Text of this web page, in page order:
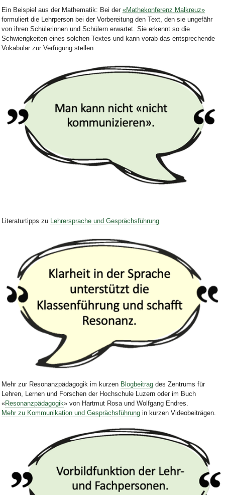
Ein Beispiel aus der Mathematik: Bei der «Mathekonferenz Malkreuz»
formuliert die Lehrperson bei der Vorbereitung den Text, den sie ungefähr
von ihren Schülerinnen und Schülern erwartet. Sie erkennt so die
Schwierigkeiten eines solchenTextes und kann vorab das entsprechende
Vokabularzur Verfügung stellen.
Literaturtipps zu Lehrersprache und Gesprächsführung
Mehr zur Resonanzpädagogik im kurzen Blogbeitragdes Zentrums für
Lehren, Lernen und Forschen der Hochschule Luzern oder im Buch
«Resonanzpädagogik» von Hartmut Rosa und Wolfgang Endres.
Mehr zu Kommunikation und Gesprächsführungin kurzen Videobeiträgen.